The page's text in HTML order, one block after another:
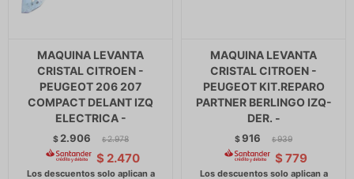
MAQUINA LEVANTA
CRISTAL CITROEN -
PEUGEOT 206 207
COMPACT DELANT IZQ
ELECTRICA -
$ 2.906 $ 2.978
$ 2.470
MAQUINA LEVANTA
CRISTAL CITROEN -
PEUGEOT KIT.REPARO
PARTNER BERLINGO IZQ-
DER. -
$916 $ 939
$ 779